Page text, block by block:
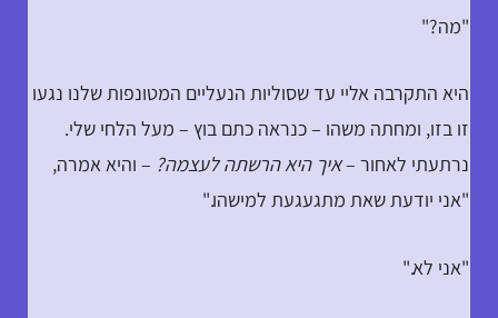
"מה?"
היא התקרבה אליי עד שסוליות הנעליים המטונפות שלנו נגעו
זו בזו, ומחתה משהו – כנראה כתם בוץ – מעל הלחי שלי.
נרתעתי לאחור –איך היא הרשתה לעצמה? – והיא אמרה,
"אני יודעת שאת מתגעגעת למישהו."
"אני לא."